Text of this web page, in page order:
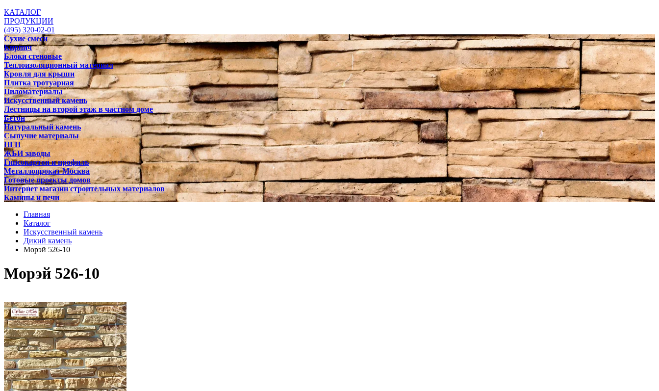
КАТАЛОГ
ПРОДУКЦИИ
(495) 320-02-01
Сухие смеси
Кирпич
Блоки стеновые
Теплоизоляционный материал
Кровля для крыши
Плитка тротуарная
Пиломатериалы
Искусственный камень
Лестницы на второй этаж в частном доме
Бетон
Натуральный камень
Сыпучие материалы
ПГП
ЖБИ заводы
Гипсокартон и профиль
Металлопрокат Москва
Готовые проекты домов
Интернет магазин строительных материалов
Камины и печи
Главная
Каталог
Искусственный камень
Дикий камень
Морэй 526-10
Морэй 526-10